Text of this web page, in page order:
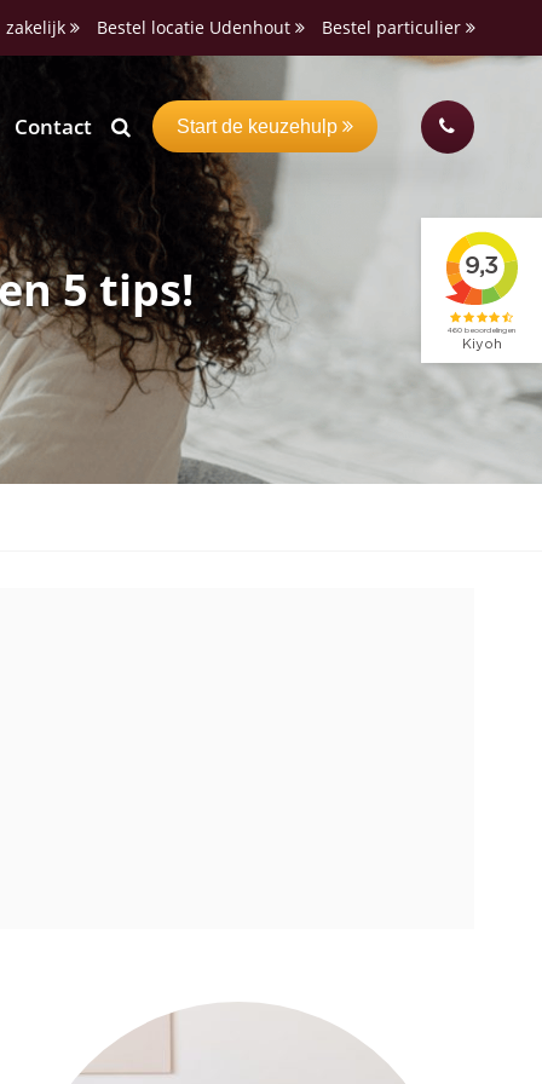
zakelijk Bestel locatie Udenhout Bestel particulier
Contact Start de keuzehulp
5 tips!